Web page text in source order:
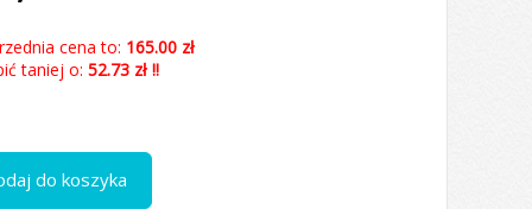
cena to: 165.00 zł
taniej o: 52.73 zł !!
do koszyka